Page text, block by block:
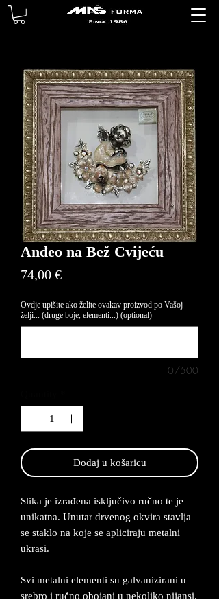
Anđeo na Bež Cvijeću
74,00 €Price
Ovdje upišite ako želite ovakav proizvod po Vašoj
želji... (druge boje, elementi...) (optional)
0/500
Dodaj u košaricu
Slika je izrađena isključivo ručno te je
unikatna. Unutar drvenog okvira stavlja
se staklo na koje se apliciraju metalni
ukrasi.
Svi metalni elementi su galvanizirani u
srebro i ručno obojani u nekoliko nijansi.